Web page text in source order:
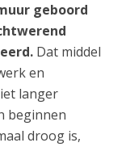
geboord
Dat middel
en
langer
beginnen
droog is,